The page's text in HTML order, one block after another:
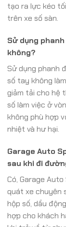
tạo ra lực kéo
trên xe số sàn.
Sử dụng
không?
Sử dụng phanh
số tay không
giảm tải cho hệ
số làm việc ở
không phù hợp
nhiệt và hư hại.
Garage Auto
sau khi đi
Có, Garage
quát xe chuyên
hộp số, dầu
hợp cho khách